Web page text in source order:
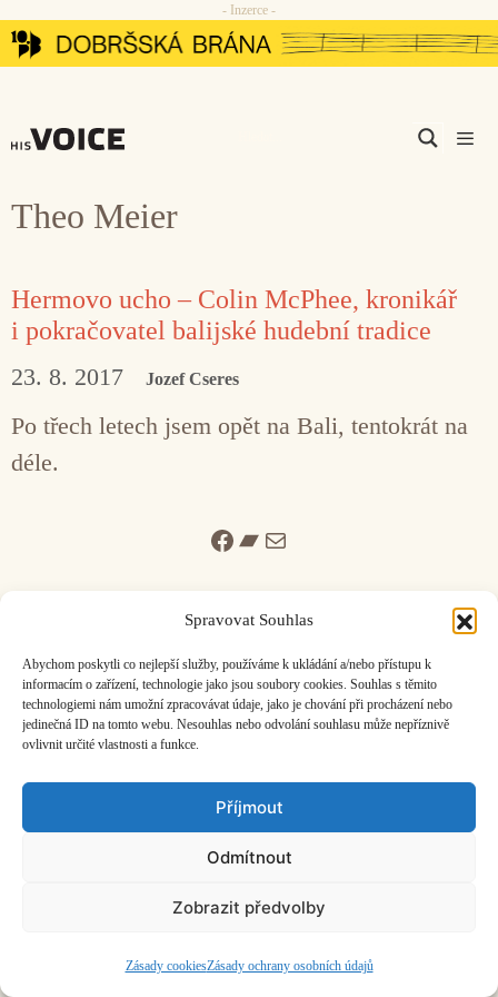
Spravovat Souhlas
Abychom poskytli co nejlepší služby, používáme k ukládání a/nebo přístupu k
informacím o zařízení, technologie jako jsou soubory cookies. Souhlas s těmito
technologiemi nám umožní zpracovávat údaje, jako je chování při procházení nebo
jedinečná ID na tomto webu. Nesouhlas nebo odvolání souhlasu může nepříznivě
ovlivnit určité vlastnosti a funkce.
Příjmout
Odmítnout
Zobrazit předvolby
Zásady cookiesZásady ochrany osobních údajů
Přeskočit
na
- Inzerce -
Theo Meier
Hermovo ucho – Colin McPhee, kronikář
i pokračovatel balijské hudební tradice
23. 8. 2017 Jozef Cseres
Po třech letech jsem opět na Bali, tentokrát na
déle.
Facebook
Bandcamp
Mail
ČASOPIS O JINÉ HUDBĚ | vydáváHudební informační středisko
založeno 2001 | Kontaktujte nás: info@hisvoice.cz
©2026 HISvoice – design a admin
Atelier Dokument